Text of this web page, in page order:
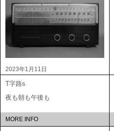
2023年1月11日
T字路s
夜も朝も午後も
MORE INFO